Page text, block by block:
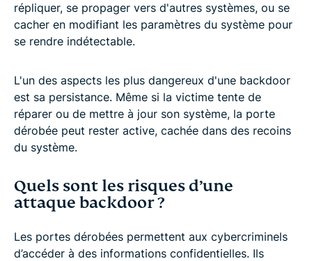
répliquer, se propager vers d'autres systèmes, ou se
cacher en modifiant les paramètres du système pour
se rendre indétectable.
L'un des aspects les plus dangereux d'une backdoor
est sa persistance. Même si la victime tente de
réparer ou de mettre à jour son système, la porte
dérobée peut rester active, cachée dans des recoins
du système.
Quels sont les risques d’une
attaque backdoor ?
Les portes dérobées permettent aux cybercriminels
d’accéder à des informations confidentielles. Ils